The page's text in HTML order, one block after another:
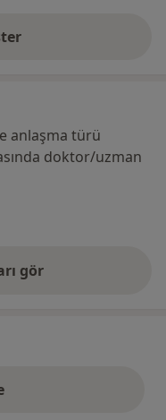
hakkında
anlaşma türü
doktor/uzman
gör